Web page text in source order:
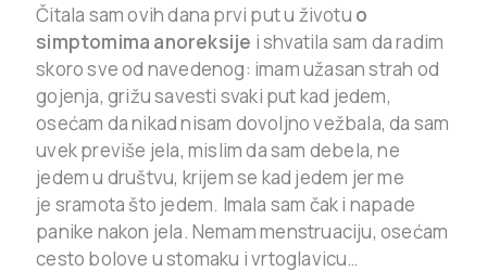
Čitala sam ovih dana prvi put u životu o
simptomima anoreksije i shvatila sam da radim
skoro sve od navedenog: imam užasan strah od
gojenja, grižu savesti svaki put kad jedem,
osećam da nikad nisam dovoljno vežbala, da sam
uvek previše jela, mislim da sam debela, ne
jedem u društvu, krijem se kad jedem jer me
je sramota što jedem. Imala sam čak i napade
panike nakon jela. Nemam menstruaciju, osećam
cesto bolove u stomaku i vrtoglavicu…